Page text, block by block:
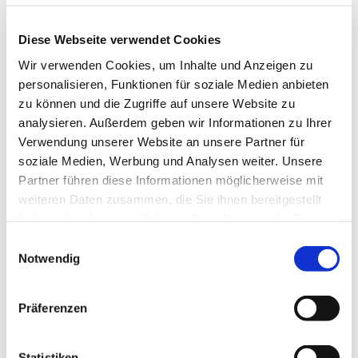
Diese Webseite verwendet Cookies
Wir verwenden Cookies, um Inhalte und Anzeigen zu
personalisieren, Funktionen für soziale Medien anbieten
zu können und die Zugriffe auf unsere Website zu
analysieren. Außerdem geben wir Informationen zu Ihrer
Verwendung unserer Website an unsere Partner für
soziale Medien, Werbung und Analysen weiter. Unsere
Partner führen diese Informationen möglicherweise mit
weiteren Daten zusammen, die Sie ihnen bereitgestellt
Cookies, wenn Sie unsere Webseite weiterhin nutzen.
Notwendig
Präferenzen
Freilandgrenzmuseum noch ca. 1,2 km Fußmarsch.
Öffentliche Verkehrsmittel
DenHarzort Sorgeerreichen Sie mit dem Bus der Harzer
Verkehrsbetriebe
aus Richtung Wernigerode
Wernigerode oder Nordhausen.
Mit dem Harzer UrlaubsTicket sind Sie
kostenlos mobil im